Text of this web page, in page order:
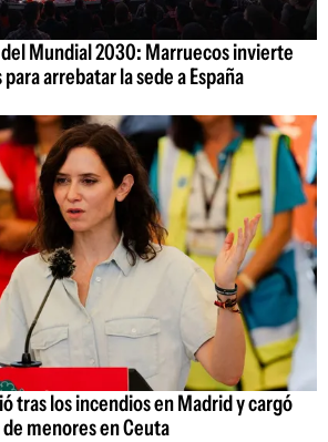
Mundial 2030: Marruecos invierte
arrebatar la sede a España
tras los incendios en Madrid y cargó
menores en Ceuta